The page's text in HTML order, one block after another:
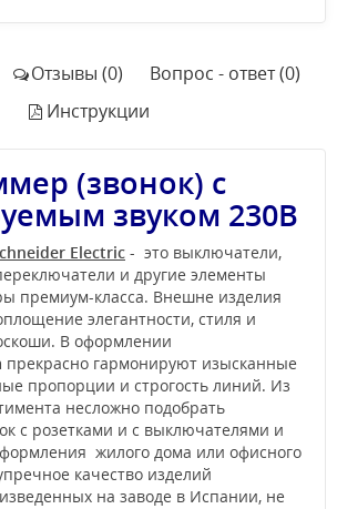
Отзывы (0)
Вопрос - ответ (0)
Инструкции
(звонок) с
звуком 230В
Electric - это выключатели,
и другие элементы
премиум-класса. Внешне изделия
элегантности, стиля и
В оформлении
прекрасно гармонируют изысканные
пропорции и строгость линий. Из
несложно подобрать
с розетками и с выключателями и
жилого дома или офисного
качество изделий
на заводе в Испании, не